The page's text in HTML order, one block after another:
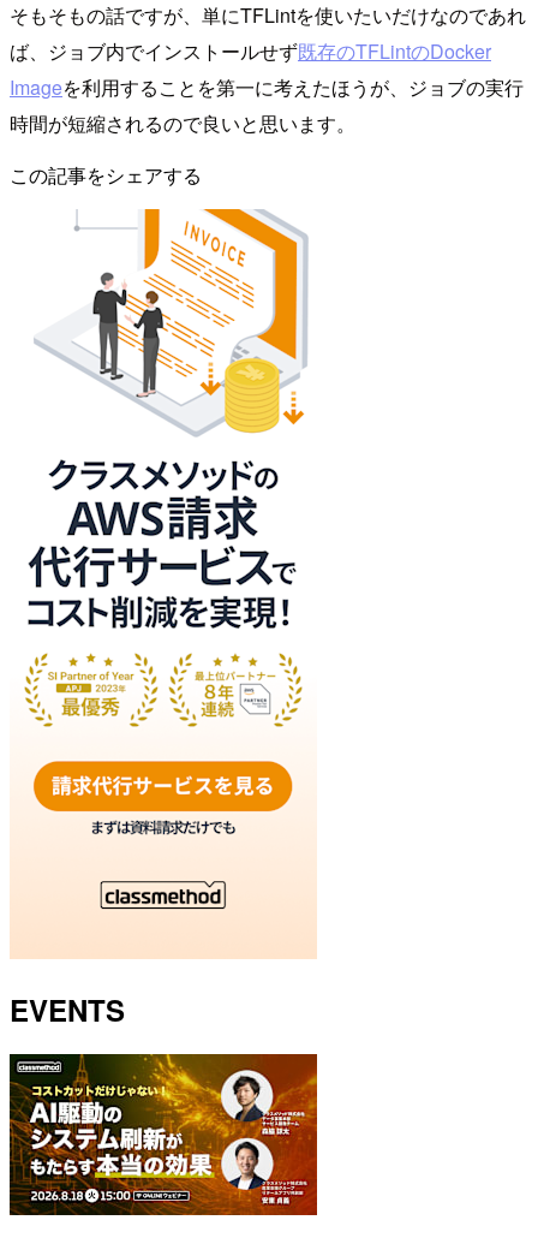
そもそもの話ですが、単にTFLintを使いたいだけなのであれ
ば、ジョブ内でインストールせず既存のTFLintのDocker
Imageを利用することを第一に考えたほうが、ジョブの実行
時間が短縮されるので良いと思います。
この記事をシェアする
EVENTS